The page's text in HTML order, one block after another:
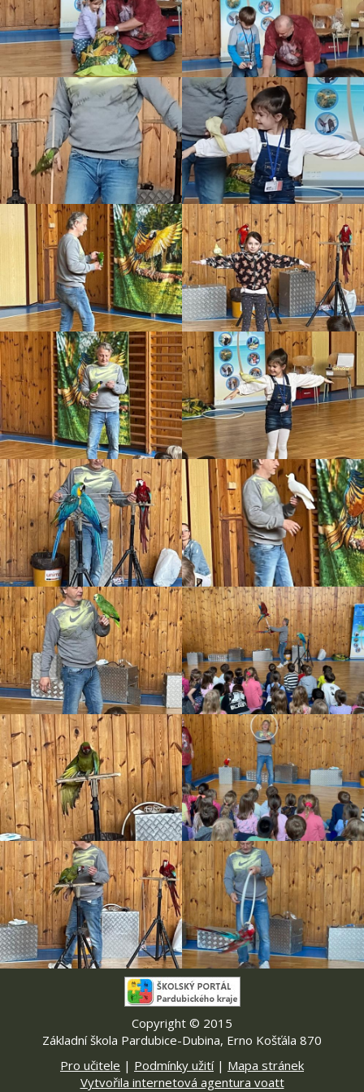
Copyright © 2015
Základní škola Pardubice-Dubina, Erno Košťála 870
Pro učitele | Podmínky užití| Mapa stránek
Vytvořila internetová agentura voatt